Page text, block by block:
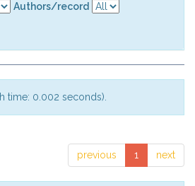
Authors/record
time: 0.002 seconds).
previous 1 next